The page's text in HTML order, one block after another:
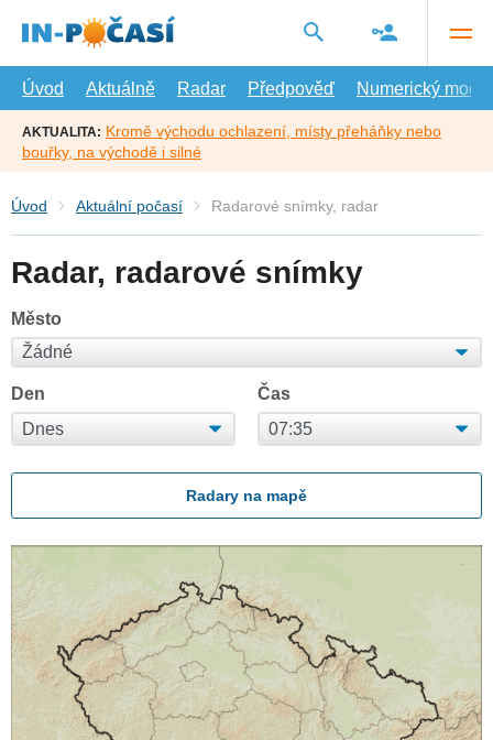
hlavní
Úvod
Aktuálně Radar Předpověď Numerický model
AKTUALITA: Kromě východu ochlazení, místy přeháňky nebo
bouřky, na východě i silné
Úvod Aktuální počasí Radarové snímky, radar
Radar, radarové snímky
Město
Den Čas
Radary na mapě